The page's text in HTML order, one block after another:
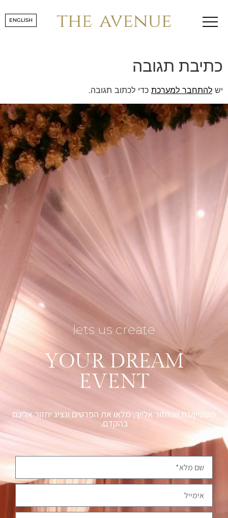
ENGLISH kitchenpic
כתיבת תגובה
יש להתחבר למערכת כדי לכתוב תגובה.
lets us create
YOUR DREAM
EVENT
מעוניין/נת שנחזור אלייך, מלאו את הפרטים ונציג יחזור אליכם
בהקדם.